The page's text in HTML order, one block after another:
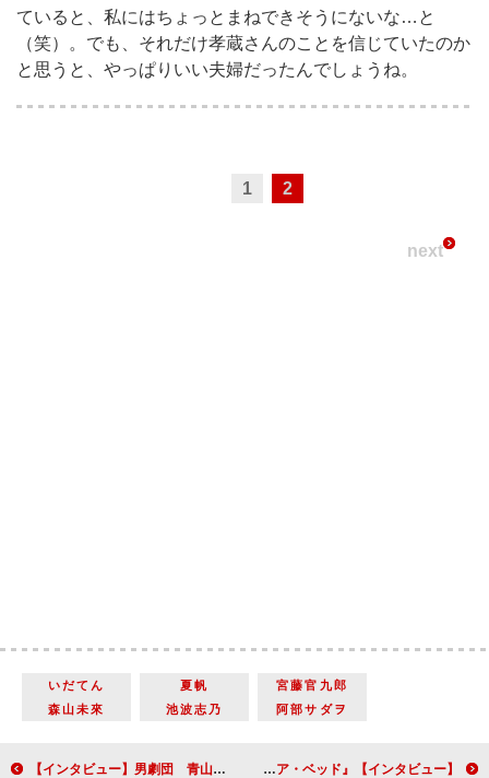
ていると、私にはちょっとまねできそうにないな…と
（笑）。でも、それだけ孝蔵さんのことを信じていたのか
と思うと、やっぱりいい夫婦だったんでしょうね。
1 2
next
いだてん 夏帆
宮藤官九郎
森山未來
池波志乃 阿部サダヲ
【インタビュー】男劇団 青山表参道Ｘ 第２回公演「ENDLESS REPEATERS－エンドレスリピーターズ－」栗山航＆西銘駿＆塩野瑛久＆定本楓馬「１年間の成長を見て」 【インタビュー】『アンダー・ユア・ベッド』高良健吾、30代で迎えた変化 「キツくて嫌だった」ハードな役が「ご褒美」に